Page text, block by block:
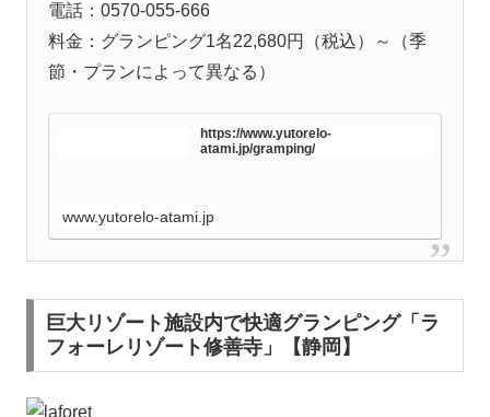
電話：0570-055-666
料金：グランピング1名22,680円（税込）～（季
節・プランによって異なる）
https://www.yutorelo-
atami.jp/gramping/
www.yutorelo-atami.jp
巨大リゾート施設内で快適グランピング「ラ
フォーレリゾート修善寺」【静岡】